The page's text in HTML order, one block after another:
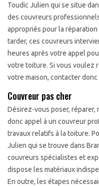
Toudic Julien qui se situe
des couvreurs
appropriés pour la
tarder, ces couvreurs
heures après votre appel
votre toiture. Si vous voulez
votre maison, contacter
Couvreur pas cher
Désirez-vous poser, réparer,
donc appel à un couvreur
travaux relatifs à la toiture.
Julien qui se trouve dans
couvreurs spécialistes et
dispose les matériaux
En outre, les étapes